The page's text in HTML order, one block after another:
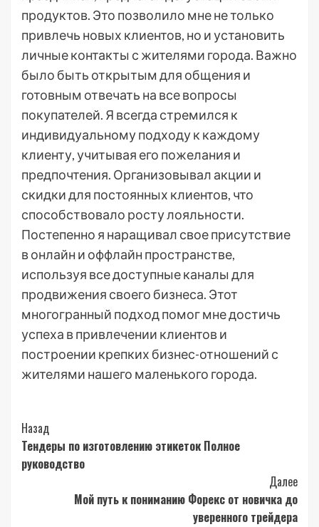
продуктов. Это позволило мне не только
привлечь новых клиентов, но и установить
личные контакты с жителями города. Важно
было быть открытым для общения и
готовным отвечать на все вопросы
покупателей. Я всегда стремился к
индивидуальному подходу к каждому
клиенту, учитывая его пожелания и
предпочтения. Организовывал акции и
скидки для постоянных клиентов, что
способствовало росту лояльности.
Постепенно я наращивал свое присутствие
в онлайн и оффлайн пространстве,
используя все доступные каналы для
продвижения своего бизнеса. Этот
многогранный подход помог мне достичь
успеха в привлечении клиентов и
построении крепких бизнес-отношений с
жителями нашего маленького города.
Post
Navigation
Назад
Тендеры по изготовлению этикеток Полное
руководство
Далее
Мой путь к пониманию Форекс от новичка до
уверенного трейдера